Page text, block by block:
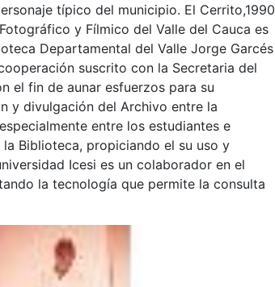
típico del municipio. El Cerrito,1990
y Fílmico del Valle del Cauca es
Departamental del Valle Jorge Garcés
suscrito con la Secretaria del
el fin de aunar esfuerzos para su
y divulgación del Archivo entre la
entre los estudiantes e
Biblioteca, propiciando el su uso y
Icesi es un colaborador en el
la tecnología que permite la consulta